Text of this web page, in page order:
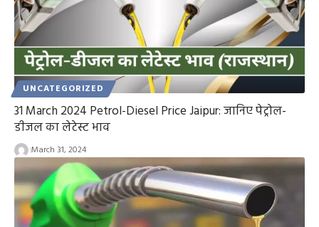
UNCATEGORIZED
31 March 2024 Petrol-Diesel Price Jaipur: जानिए पेट्रोल-
डीजल का लेटेस्ट भाव
March 31, 2024